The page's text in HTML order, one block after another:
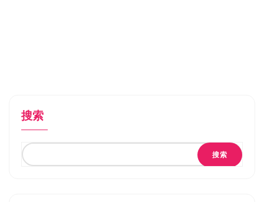
搜索
搜索